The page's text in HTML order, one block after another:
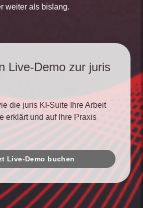
weiter als bislang.
Live-Demo zur juris
die juris KI-Suite Ihre Arbeit
erklärt und auf Ihre Praxis
Live-Demo buchen